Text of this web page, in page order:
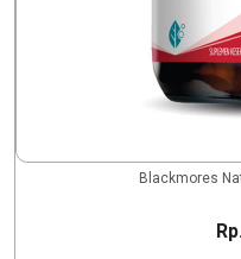
Blackmores